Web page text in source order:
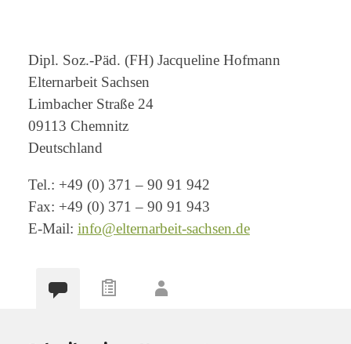
Dipl. Soz.-Päd. (FH) Jacqueline Hofmann
Elternarbeit Sachsen
Limbacher Straße 24
09113 Chemnitz
Deutschland
Tel.: +49 (0) 371 – 90 91 942
Fax: +49 (0) 371 – 90 91 943
E-Mail: info@elternarbeit-sachsen.de